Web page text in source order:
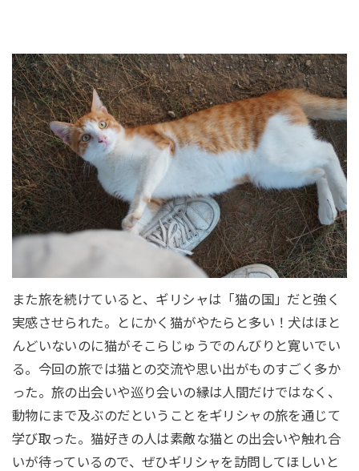
また旅を続けていると、ギリシャは「猫の国」だと強く
実感させられた。とにかく猫がやたらと多い！犬はほと
んどいないのに猫がそこらじゅうでのんびりと寛いでい
る。今回の旅では猫との交流や思い出がものすごく多か
った。旅の出会いや巡り会いの縁は人間だけではなく、
動物にまで及ぶのだということをギリシャの旅を通じて
学び取った。猫好きの人は素敵な猫との出会いや触れ合
いが待っているので、ぜひギリシャを訪問してほしいと